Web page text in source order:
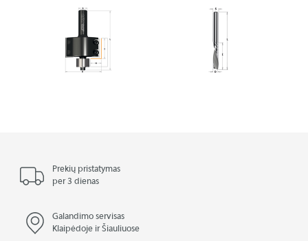
Prekių pristatymas
per 3 dienas
Galandimo servisas
Klaipėdoje ir Šiauliuose